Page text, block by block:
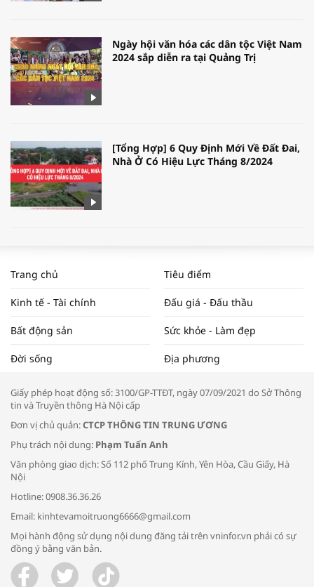
Ngày hội văn hóa các dân tộc Việt Nam
2024 sắp diễn ra tại Quảng Trị
[Tổng Hợp] 6 Quy Định Mới Về Đất Đai,
Nhà Ở Có Hiệu Lực Tháng 8/2024
NAM NĂM 2024 VÀ NĂM 2025 | NHỊP
ĐẬP THỊ TRƯỜNG #62
Tọa đàm “Xúc tiến thương mại: Khơi
Bác sĩ tư vấn cách phòng tránh bệnh
đường hô hấp trong thời tiết giao mùa
Trao yêu thương cho em
Trang chủ Tiêu điểm
Kinh tế - Tài chính Đấu giá - Đấu thầu
Bất động sản Sức khỏe - Làm đẹp
Đời sống Địa phương
Giấy phép hoạt động số: 3100/GP-TTĐT, ngày 07/09/2021 do Sở Thông
tin và Truyền thông Hà Nội cấp
Đơn vị chủ quản:CTCP THÔNG TIN TRUNG ƯƠNG
Phụ trách nội dung: Phạm Tuấn Anh
Văn phòng giao dịch: Số 112 phố Trung Kính, Yên Hòa, Cầu Giấy, Hà
Nội
Hotline: 0908.36.36.26
Email: kinhtevamoitruong6666@gmail.com
Mọi hành động sử dụng nội dung đăng tải trên vninfor.vn phải có sự
đồng ý bằng văn bản.